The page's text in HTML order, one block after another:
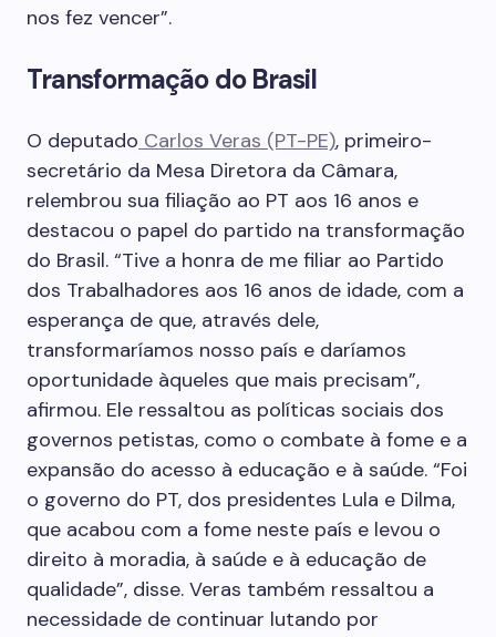
nos fez vencer”.
Transformação do Brasil
O deputado Carlos Veras (PT-PE), primeiro-
secretário da Mesa Diretora da Câmara,
relembrou sua filiação ao PT aos 16 anos e
destacou o papel do partido na transformação
do Brasil. “Tive a honra de me filiar ao Partido
dos Trabalhadores aos 16 anos de idade, com a
esperança de que, através dele,
transformaríamos nosso país e daríamos
oportunidade àqueles que mais precisam”,
afirmou. Ele ressaltou as políticas sociais dos
governos petistas, como o combate à fome e a
expansão do acesso à educação e à saúde. “Foi
o governo do PT, dos presidentes Lula e Dilma,
que acabou com a fome neste país e levou o
direito à moradia, à saúde e à educação de
qualidade”, disse. Veras também ressaltou a
necessidade de continuar lutando por